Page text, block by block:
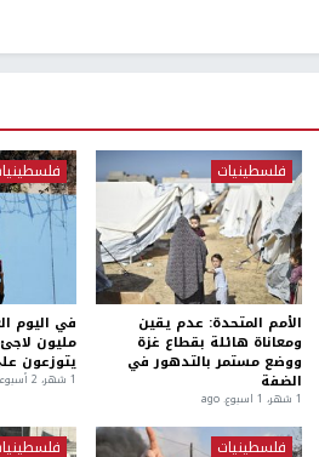
فلسطينيات
الأمم المتحدة: عدم يقين
ومعاناة هائلة بقطاع غزة
ووضع مستمر بالتدهور في
الضفة
1 شهر، 1 اسبوع. ago
مليون
يتوزعون على 58
1 شهر، 2 أسبوعين ago
فلسطينيات